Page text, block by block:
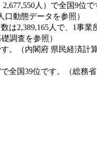
人）で全国9位
口動態データを参照）
は2,389,165人で、1事業
調査を参照）
。（内閣府 県民経済計
全国39位です。（総務